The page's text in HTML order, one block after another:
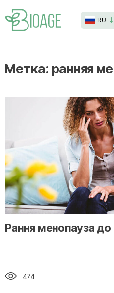
RU
Метка: ранняя
" alt="loading" class="img-
Рання менопауза до
474